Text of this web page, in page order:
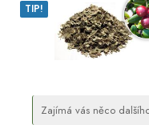
TIP!
Zajímá vás něco